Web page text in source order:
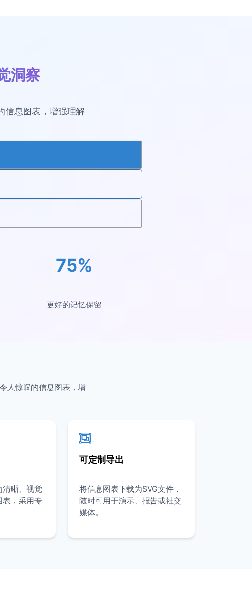
洞察
信息图表，增强理解
75%
更好的记忆保留
人惊叹的信息图表，增
清晰、视觉
表，采用专
可定制导出
将信息图表下载为SVG文件，
随时可用于演示、报告或社交
媒体。